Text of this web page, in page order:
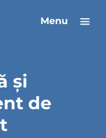
Menu
și
de